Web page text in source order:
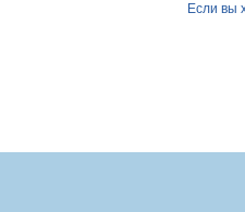
Если вы